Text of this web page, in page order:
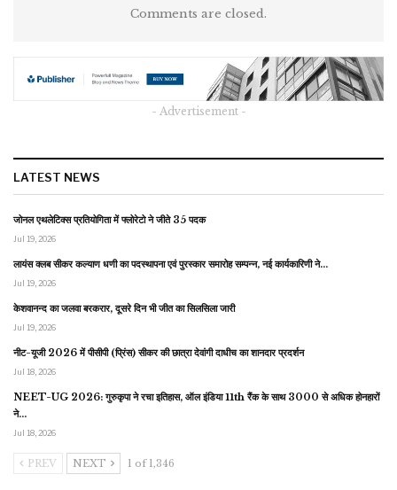
Comments are closed.
- Advertisement -
LATEST NEWS
जोनल एथलेटिक्स प्रतियोगिता में फ्लोरेटो ने जीते 35 पदक
Jul 19, 2026
लायंस क्लब सीकर कल्याण धणी का पदस्थापना एवं पुरस्कार समारोह सम्पन्न, नई कार्यकारिणी ने…
Jul 19, 2026
केशवानन्द का जलवा बरकरार, दूसरे दिन भी जीत का सिलसिला जारी
Jul 19, 2026
नीट-यूजी 2026 में पीसीपी (प्रिंस) सीकर की छात्रा देवांगी दाधीच का शानदार प्रदर्शन
Jul 18, 2026
NEET-UG 2026: गुरुकृपा ने रचा इतिहास, ऑल इंडिया 11th रैंक के साथ 3000 से अधिक होनहारों
ने…
Jul 18, 2026
PREV NEXT 1 of 1,346